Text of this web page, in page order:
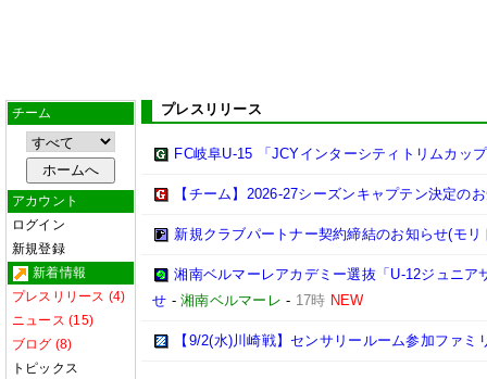
チーム
アカウント
ログイン
新規登録
新着情報
プレスリリース (4)
ニュース (15)
ブログ (8)
トピックス
プレスリリース
FC岐阜U-15 「JCYインターシティトリムカッ
【チーム】2026-27シーズンキャプテン決定の
新規クラブパートナー契約締結のお知らせ(モ
湘南ベルマーレアカデミー選抜「U-12ジュニ
せ -湘南ベルマーレ - 17時 NEW
【9/2(水)川崎戦】センサリールーム参加ファミ